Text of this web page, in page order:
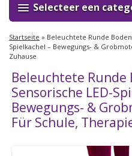
Selecteer een
Startseite » Beleuchtete Runde
Spielkachel – Bewegungs- &
Zuhause
Beleuchtete Runde
Sensorische LED-
Bewegungs- &
Für Schule,